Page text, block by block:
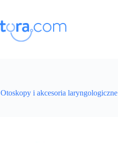
Otoskopy i akcesoria laryngologiczne